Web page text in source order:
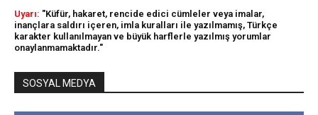
Uyarı: "Küfür, hakaret, rencide edici cümleler veya imalar,
inançlara saldırı içeren, imla kuralları ile yazılmamış, Türkçe
karakter kullanılmayan ve büyük harflerle yazılmış yorumlar
onaylanmamaktadır."
SOSYAL MEDYA